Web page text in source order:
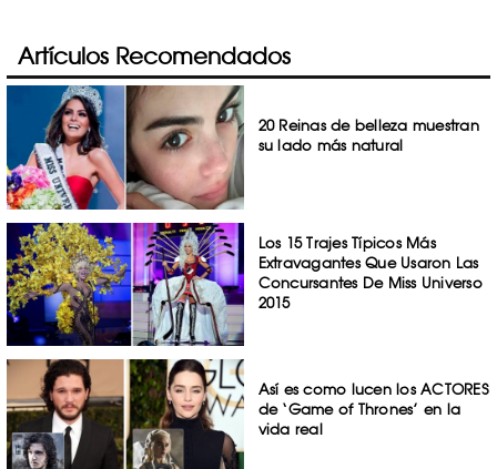
Artículos Recomendados
20 Reinas de belleza muestran
su lado más natural
Los 15 Trajes Típicos Más
Extravagantes Que Usaron Las
Concursantes De Miss Universo
2015
Así es como lucen los ACTORES
de ‘Game of Thrones’ en la
vida real